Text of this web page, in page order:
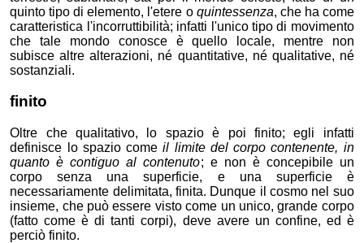
quinto tipo di elemento, l'etere o quintessenza, che ha come
caratteristica l'incorruttibilità; infatti l'unico tipo di movimento
che tale mondo conosce è quello locale, mentre non
subisce altre alterazioni, né quantitative, né qualitative, né
sostanziali.
finito
Oltre che qualitativo, lo spazio è poi finito; egli infatti
definisce lo spazio comeil limite del corpo contenente, in
quanto è contiguo al contenuto; e non è concepibile un
corpo senza una superficie, e una superficie è
necessariamente delimitata, finita. Dunque il cosmo nel suo
insieme, che può essere visto come un unico, grande corpo
(fatto come è di tanti corpi), deve avere un confine, ed è
perciò finito.